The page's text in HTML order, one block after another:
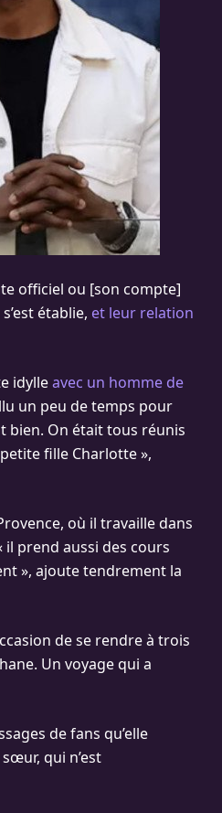
officiel ou [son compte]
établie, et leur relation
idylleavec un homme de
un peu de temps pour
bien. On était tous réunis
fille Charlotte »,
où il travaille dans
il prend aussi des cours
», ajoute tendrement la
de se rendre à trois
Un voyage qui a
de fans qu’elle
qui n’est